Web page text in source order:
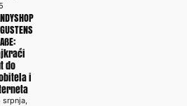
do
i
srpnja,